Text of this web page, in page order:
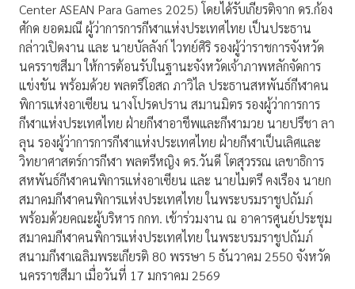
Center ASEAN Para Games 2025) โดยได้รับเกียรติจาก ดร.ก้อง
ศักด ยอดมณี ผู้ว่าการการกีฬาแห่งประเทศไทย เป็นประธาน
กล่าวเปิดงาน และ นายบัลลังก์ ไวทย์ศิริ รองผู้ว่าราชการจังหวัด
นครราชสีมา ให้การต้อนรับในฐานะจังหวัดเจ้าภาพหลักจัดการ
แข่งขัน พร้อมด้วย พลตรีโอสถ ภาวิไล ประธานสหพันธ์กีฬาคน
พิการแห่งอาเซียน นางโปรดปราน สมานมิตร รองผู้ว่าการการ
กีฬาแห่งประเทศไทย ฝ่ายกีฬาอาชีพและกีฬามวย นายปรีชา ลา
ลุน รองผู้ว่าการการกีฬาแห่งประเทศไทย ฝ่ายกีฬาเป็นเลิศและ
วิทยาศาสตร์การกีฬา พลตรีหญิง ดร.วันดี โตสุวรรณ เลขาธิการ
สหพันธ์กีฬาคนพิการแห่งอาเซียน และ นายไมตรี คงเรือง นายก
สมาคมกีฬาคนพิการแห่งประเทศไทย ในพระบรมราชูปถัมภ์
พร้อมด้วยคณะผู้บริหาร กกท. เข้าร่วมงาน ณ อาคารศูนย์ประชุม
สมาคมกีฬาคนพิการแห่งประเทศไทย ในพระบรมราชูปถัมภ์
สนามกีฬาเฉลิมพระเกียรติ 80 พรรษา 5 ธันวาคม 2550 จังหวัด
นครราชสีมา เมื่อวันที่ 17 มกราคม 2569